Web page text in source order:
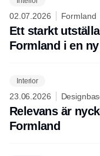
02.07.2026 Formland
Ett starkt
Formland i en
Interior
23.06.2026
Relevans är
Formland